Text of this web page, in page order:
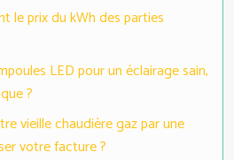
le prix du kWh des parties
LED pour un éclairage sain,
?
vieille chaudière gaz par une
votre facture ?